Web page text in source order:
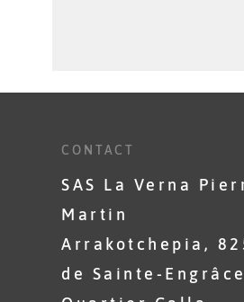
CONTACT
SAS La Verna
Martin
Arrakotchepia,
de Sainte-Engrâce